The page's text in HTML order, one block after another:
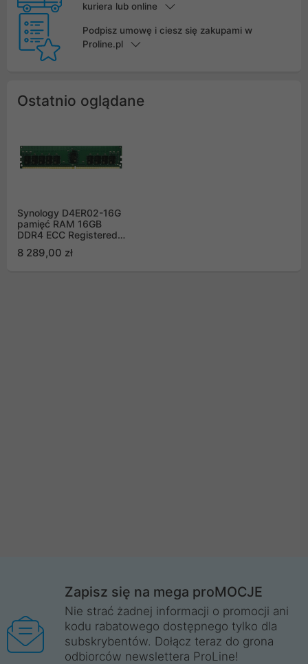
kuriera lub online
Podpisz umowę i ciesz się zakupami w
Proline.pl
Ostatnio oglądane
Synology D4ER02-16G
pamięć RAM 16GB
DDR4 ECC Registered
8 289,00 zł
Zapisz się na mega proMOCJE
Nie strać żadnej informacji o promocji ani
kodu rabatowego dostępnego tylko dla
subskrybentów. Dołącz teraz do grona
odbiorców newslettera ProLine!